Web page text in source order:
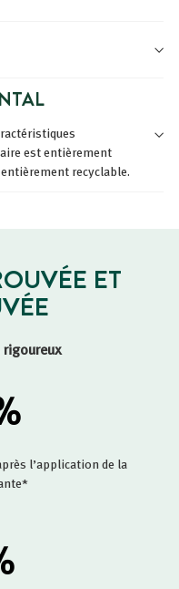
est entièrement
recyclable.
ET
l’application de la